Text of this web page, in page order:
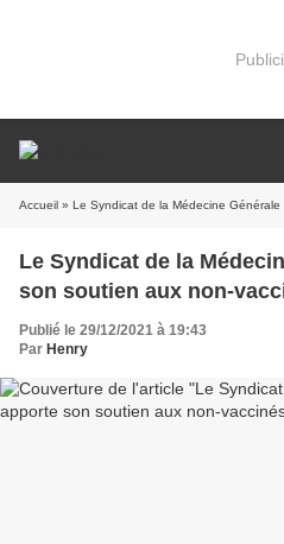
Accueil » Le Syndicat de la Médecine
Le Syndicat de la
son soutien aux non-
Publié le 29/12/2021 à 19:43
Par Henry